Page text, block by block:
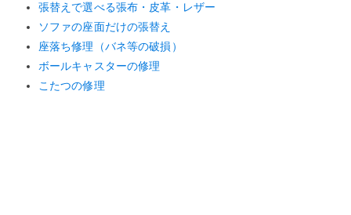
張替えで選べる張布・皮革・レザー
ソファの座面だけの張替え
座落ち修理（バネ等の破損）
ボールキャスターの修理
こたつの修理